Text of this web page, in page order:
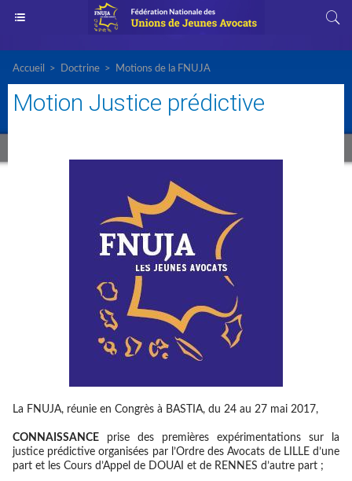
Accueil > Doctrine > Motions de la FNUJA
Motion Justice prédictive
La FNUJA, réunie en Congrès à BASTIA, du 24 au 27 mai 2017,
CONNAISSANCE prise des premières expérimentations sur la
justice prédictive organisées par l’Ordre des Avocats de LILLE d’une
part et les Cours d’Appel de DOUAI et de RENNES d’autre part ;